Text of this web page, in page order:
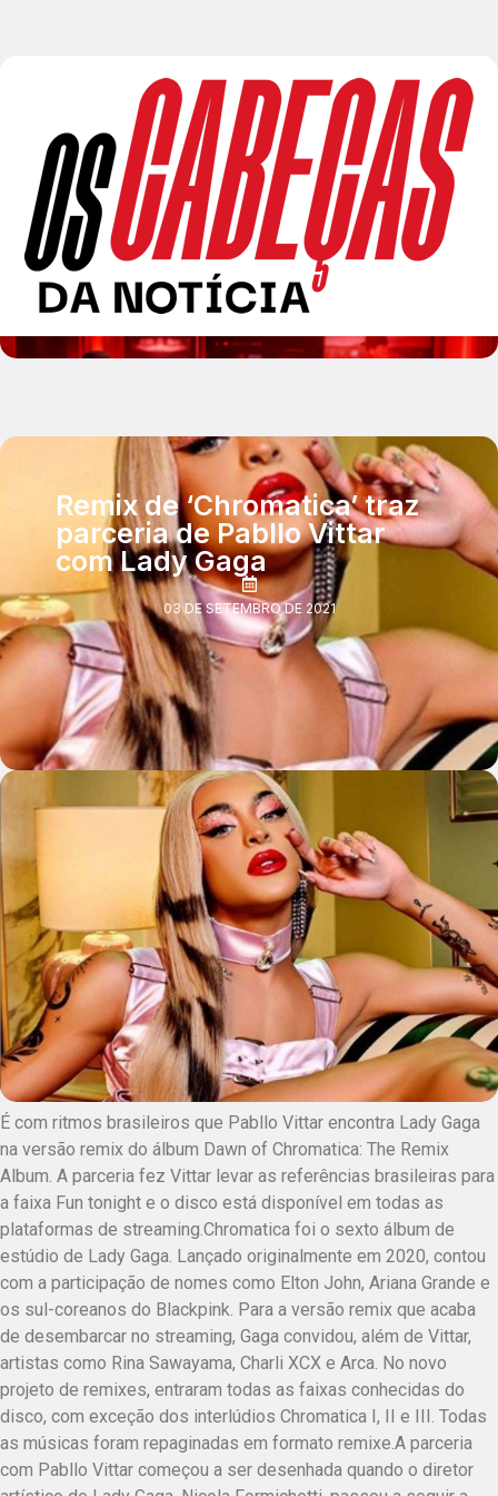
Remix de ‘Chromatica’ traz
parceria de Pabllo Vittar
com Lady Gaga
03 DE SETEMBRO DE 2021
É com ritmos brasileiros que Pabllo Vittar encontra Lady Gaga
na versão remix do álbum Dawn of Chromatica: The Remix
Album. A parceria fez Vittar levar as referências brasileiras para
a faixa Fun tonight e o disco está disponível em todas as
plataformas de streaming.Chromatica foi o sexto álbum de
estúdio de Lady Gaga. Lançado originalmente em 2020, contou
com a participação de nomes como Elton John, Ariana Grande e
os sul-coreanos do Blackpink. Para a versão remix que acaba
de desembarcar no streaming, Gaga convidou, além de Vittar,
artistas como Rina Sawayama, Charli XCX e Arca. No novo
projeto de remixes, entraram todas as faixas conhecidas do
disco, com exceção dos interlúdios Chromatica I, II e III. Todas
as músicas foram repaginadas em formato remixe.A parceria
com Pabllo Vittar começou a ser desenhada quando o diretor